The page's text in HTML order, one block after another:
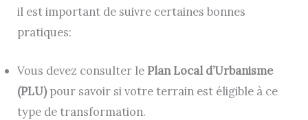
il est important de suivre certaines bonnes
pratiques:
Vous devez consulter le Plan Local d’Urbanisme
(PLU)pour savoir si votre terrain est éligible à ce
type de transformation.